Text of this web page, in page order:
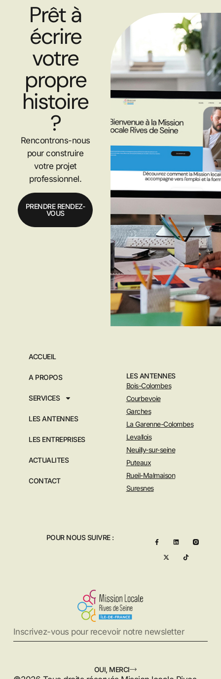
Prêt à
écrire
votre
propre
histoire
?
Rencontrons-nous
pour construire
votre projet
professionnel.
PRENDRE RENDEZ-
VOUS
OUI, MERCI
ACCUEIL
A PROPOS
SERVICES
LES ANTENNES
LES ENTREPRISES
ACTUALITES
CONTACT
LES ANTENNES
Bois-Colombes
Courbevoie
Garches
La Garenne-Colombes
Levallois
Neuilly-sur-seine
Puteaux
Rueil-Malmaison
Suresnes
POUR NOUS SUIVRE :